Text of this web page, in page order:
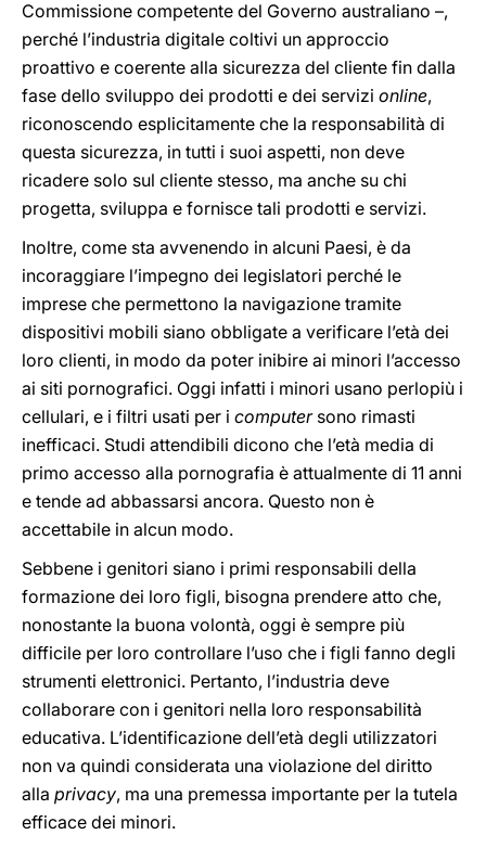
Commissione competente del Governo australiano –,
perché l’industria digitale coltivi un approccio
proattivo e coerente alla sicurezza del cliente fin dalla
fase dello sviluppo dei prodotti e dei servizi online,
riconoscendo esplicitamente che la responsabilità di
questa sicurezza, in tutti i suoi aspetti, non deve
ricadere solo sul cliente stesso, ma anche su chi
progetta, sviluppa e fornisce tali prodotti e servizi.
Inoltre, come sta avvenendo in alcuni Paesi, è da
incoraggiare l’impegno dei legislatori perché le
imprese che permettono la navigazione tramite
dispositivi mobili siano obbligate a verificare l’età dei
loro clienti, in modo da poter inibire ai minori l’accesso
ai siti pornografici. Oggi infatti i minori usano perlopiù i
cellulari, e i filtri usati per i computersono rimasti
inefficaci. Studi attendibili dicono che l’età media di
primo accesso alla pornografia è attualmente di 11 anni
e tende ad abbassarsi ancora. Questo non è
accettabile in alcun modo.
Sebbene i genitori siano i primi responsabili della
formazione dei loro figli, bisogna prendere atto che,
nonostante la buona volontà, oggi è sempre più
difficile per loro controllare l’uso che i figli fanno degli
strumenti elettronici. Pertanto, l’industria deve
collaborare con i genitori nella loro responsabilità
educativa. L’identificazione dell’età degli utilizzatori
non va quindi considerata una violazione del diritto
alla privacy, ma una premessa importante per la tutela
efficace dei minori.